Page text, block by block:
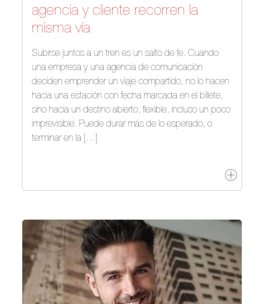
agencia y cliente recorren la
misma vía
Subirse juntos a un tren es un salto de fe. Cuando
una empresa y una agencia de comunicación
deciden emprender un viaje compartido, no lo hacen
hacia una estación con fecha marcada en el billete,
sino hacia un destino abierto, flexible, incluso un poco
imprevisible. Puede durar más de lo esperado, o
terminar en la […]